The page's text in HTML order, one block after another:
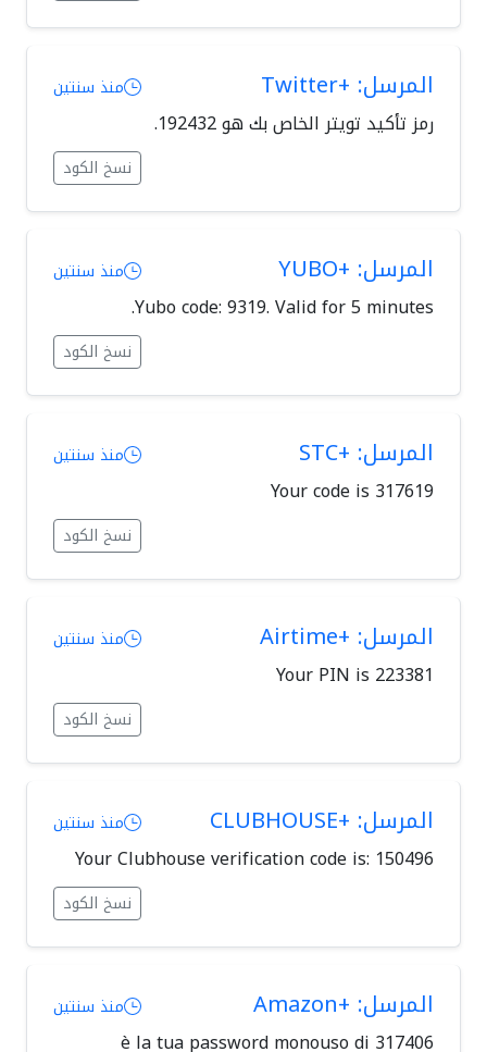
المرسل: +Twitter منذ سنتين
رمز تأكيد تويتر الخاص بك هو 192432.
نسخ الكود
المرسل: +YUBO منذ سنتين
Yubo code: 9319. Valid for 5 minutes.
نسخ الكود
المرسل: +STC منذ سنتين
Your code is 317619
نسخ الكود
المرسل: +Airtime منذ سنتين
Your PIN is 223381
نسخ الكود
المرسل: +CLUBHOUSE منذ سنتين
Your Clubhouse verification code is: 150496
نسخ الكود
المرسل: +Amazon منذ سنتين
317406 è la tua password monouso di